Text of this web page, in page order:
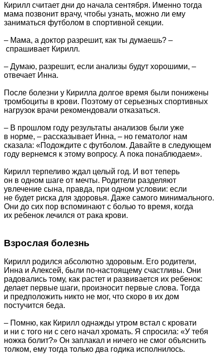
Кирилл считает дни до начала сентября. Именно тогда
мама позвонит врачу, чтобы узнать, можно ли ему
заниматься футболом в спортивной секции.
– Мама, а доктор разрешит, как ты думаешь? –
спрашивает Кирилл.
– Думаю, разрешит, если анализы будут хорошими, –
отвечает Инна.
После болезни у Кирилла долгое время были понижены
тромбоциты в крови. Поэтому от серьезных спортивных
нагрузок врачи рекомендовали отказаться.
– В прошлом году результаты анализов были уже
в норме, – рассказывает Инна, – но гематолог нам
сказала: «Подождите с футболом. Давайте в следующем
году вернемся к этому вопросу. А пока понаблюдаем».
Кирилл терпеливо ждал целый год. И вот теперь
он в одном шаге от мечты. Родители разделяют
увлечение сына, правда, при одном условии: если
не будет риска для здоровья. Даже самого минимального.
Они до сих пор вспоминают с болью то время, когда
их ребенок лечился от рака крови.
Взрослая болезнь
Кирилл родился абсолютно здоровым. Его родители,
Инна и Алексей, были по-настоящему счастливы. Они
радовались тому, как растет и развивается их ребенок:
делает первые шаги, произносит первые слова. Тогда
и предположить никто не мог, что скоро в их дом
постучится беда.
– Помню, как Кирилл однажды утром встал с кровати
и ни с того ни с сего начал хромать. Я спросила: «У тебя
ножка болит?» Он заплакал и ничего не смог объяснить
толком, ему тогда только два годика исполнилось.